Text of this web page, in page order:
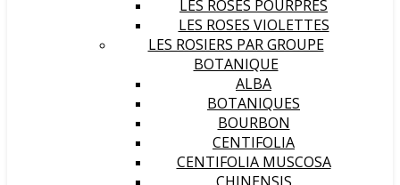
LES ROSES POURPRES
LES ROSES VIOLETTES
LES ROSIERS PAR GROUPE
BOTANIQUE
ALBA
BOTANIQUES
BOURBON
CENTIFOLIA
CENTIFOLIA MUSCOSA